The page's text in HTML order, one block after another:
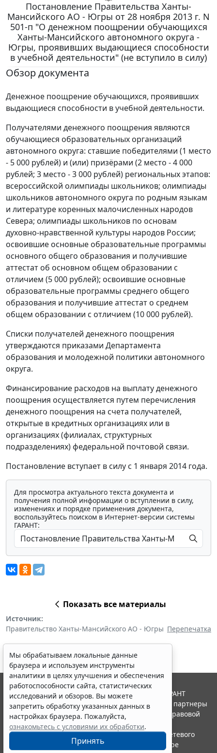
Постановление Правительства Ханты-
Мансийского АО - Югры от 28 ноября 2013 г. N
501-п "О денежном поощрении обучающихся
Ханты-Мансийского автономного округа -
Югры, проявивших выдающиеся способности
в учебной деятельности" (не вступило в силу)
Обзор документа
Денежное поощрение обучающихся, проявивших
выдающиеся способности в учебной деятельности.
Получателями денежного поощрения являются
обучающиеся образовательных организаций
автономного округа: ставшие победителями (1 место
- 5 000 рублей) и (или) призёрами (2 место - 4 000
рублей; 3 место - 3 000 рублей) региональных этапов:
всероссийской олимпиады школьников; олимпиады
школьников автономного округа по родным языкам
и литературе коренных малочисленных народов
Севера; олимпиады школьников по основам
духовно-нравственной культуры народов России;
освоившие основные образовательные программы
основного общего образования и получившие
аттестат об основном общем образовании с
отличием (5 000 рублей); освоившие основные
образовательные программы среднего общего
образования и получившие аттестат о среднем
общем образовании с отличием (10 000 рублей).
Списки получателей денежного поощрения
утверждаются приказами Департамента
образования и молодежной политики автономного
округа.
Финансирование расходов на выплату денежного
поощрения осуществляется путем перечисления
денежного поощрения на счета получателей,
открытые в кредитных организациях или в
организациях (филиалах, структурных
подразделениях) федеральной почтовой связи.
Постановление вступает в силу с 1 января 2014 года.
Для просмотра актуального текста документа и
получения полной информации о вступлении в силу,
изменениях и порядке применения документа,
воспользуйтесь поиском в Интернет-версии системы
ГАРАНТ:
Показать все материалы
Источник:
Правительство Ханты-Мансийского АО - Югры Перепечатка
Мы обрабатываем локальные данные
браузера и используем инструменты
аналитики в целях улучшения и обеспечения
работоспособности сайта, статистических
исследований и обзоров. Вы можете
запретить обработку указанных данных в
настройках браузера. Пожалуйста,
ознакомьтесь с условиями их обработки.
Принять
© ООО "НПП "ГАРАНТ-СЕРВИС", 2026. Система ГАРАНТ
выпускается с 1990 года. Компания "Гарант" и ее партнеры
являются участниками Российской ассоциации правовой
информации ГАРАНТ.
Портал ГАРАНТ.РУ зарегистрирован в качестве сетевого
издания Федеральной службой по надзору в сфере